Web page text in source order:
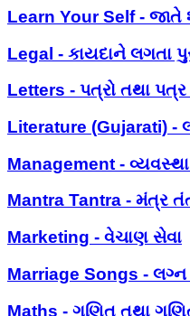
Learn Your Self - જાતે
Legal - કાયદાને લગતા
Letters - પત્રો તથા પત્ર
Literature (Gujarati) -
Management -
Mantra Tantra - મંત્ર
Marketing - વેચાણ સેવા
Marriage Songs - લગ્ન
Maths - ગણિત તથા